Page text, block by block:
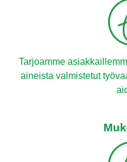
Tarjoamme
aineista valmistetut